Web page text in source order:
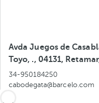
Avda Juegos de
Toyo, ., 04131,
34-950184250
cabodegata@barcelo.com